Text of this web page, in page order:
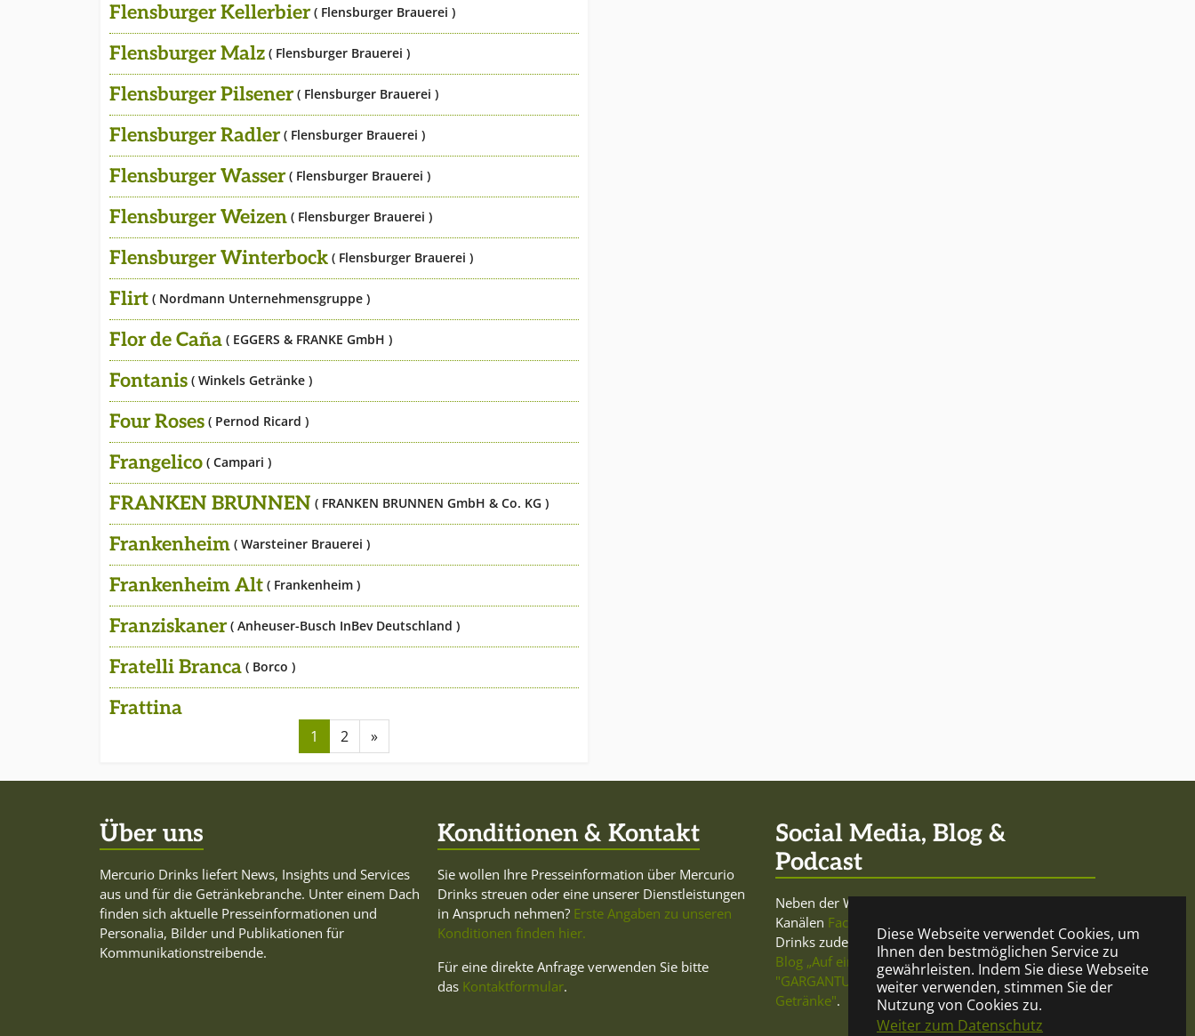
Diese Webseite verwendet Cookies, um
Ihnen den bestmöglichen Service zu
gewährleisten. Indem Sie diese Webseite
weiter verwenden, stimmen Sie der
Nutzung von Cookies zu.
Weiter zum Datenschutz
Flensburger Kellerbier( Flensburger Brauerei )
Flensburger Malz ( Flensburger Brauerei )
Flensburger Pilsener( Flensburger Brauerei )
Flensburger Radler( Flensburger Brauerei )
Flensburger Wasser( Flensburger Brauerei )
Flensburger Weizen ( Flensburger Brauerei )
Flensburger Winterbock ( Flensburger Brauerei )
Flirt ( Nordmann Unternehmensgruppe )
Flor de Caña ( EGGERS & FRANKE GmbH )
Fontanis ( Winkels Getränke )
Four Roses ( Pernod Ricard )
Frangelico ( Campari )
FRANKEN BRUNNEN ( FRANKEN BRUNNEN GmbH & Co. KG )
Frankenheim ( Warsteiner Brauerei )
Frankenheim Alt ( Frankenheim )
Franziskaner( Anheuser-Busch InBev Deutschland )
Fratelli Branca ( Borco )
Frattina
1 2 »
Über uns
Mercurio Drinks liefert News, Insights und Services
aus und für die Getränkebranche. Unter einem Dach
finden sich aktuelle Presseinformationen und
Personalia, Bilder und Publikationen für
Kommunikationstreibende.
Konditionen & Kontakt
Sie wollen Ihre Presseinformation über Mercurio
Drinks streuen oder eine unserer Dienstleistungen
in Anspruch nehmen? Erste Angaben zu unseren
Konditionen finden hier.
Für eine direkte Anfrage verwenden Sie bitte
das Kontaktformular.
Social Media, Blog &
Podcast
Neben der Website sowie den Social-Media-
Kanälen Facebook
Drinks zudem den trink- und meinungsfreudigen
Blog „Auf ein Glas"und beteiligt sich amPodcast
"GARGANTUA - Gespräche über Geist und
Getränke".